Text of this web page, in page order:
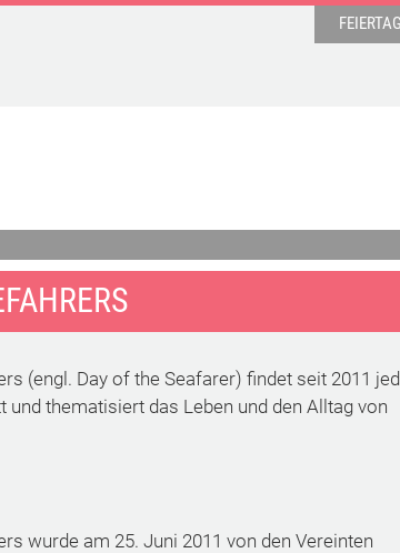
(engl. Day of the Seafarer) findet seit 2011
und thematisiert das Leben und den Alltag von
wurde am 25. Juni 2011 von den Vereinten